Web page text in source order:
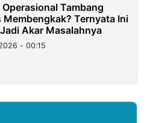
Operasional Tambang
Membengkak? Ternyata Ini
Akar Masalahnya
- 00:15